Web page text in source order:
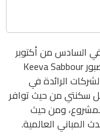
السادس من أكتوبر
هي مشروع كمبوند كيفا 6 أكتوبر الأهلي صبور Keeva Sabbour
الرائدة في
سكنتي من حيث توافر
ومن حيث
المباني العالمية.